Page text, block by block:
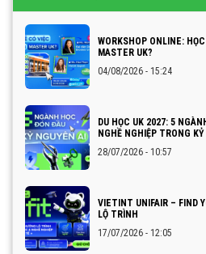
WORKSHOP ONLINE:
MASTER UK?
04/08/2026 - 15:24
DU HỌC UK 2027: 5
NGHỀ NGHIỆP TRONG
28/07/2026 - 10:57
VIETINT UNIFAIR – FIND
LỘ TRÌNH
17/07/2026 - 12:05